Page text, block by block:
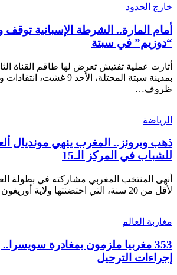
خارج الحدود
أمام المارة.. الشرطة الإسبانية
“دوزيم” في سبتة
أثارت عملية تفتيش تعرض لها طاقم القناة
بمدينة سبتة المحتلة، الأحد 9
ظروف…
الرياضة
ذهب وبرونز.. المغرب ينهي مونديال
للشباب في المركز الـ15
أنهى المنتخب المغربي مشاركته في بطولة
لأقل من 20 سنة، التي احتضنتها ولاية أوريغون الأمريكية بين 5…
مغاربة العالم
353 مغربيا ملزمون بمغادرة
إجراءات الترحيل